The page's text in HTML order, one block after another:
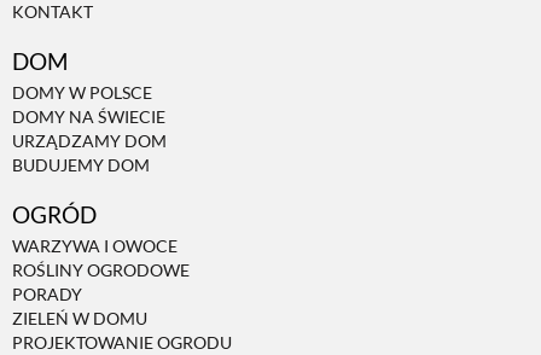
KONTAKT
DOM
DOMY W POLSCE
DOMY NA ŚWIECIE
URZĄDZAMY DOM
BUDUJEMY DOM
OGRÓD
WARZYWA I OWOCE
ROŚLINY OGRODOWE
PORADY
ZIELEŃ W DOMU
PROJEKTOWANIE OGRODU
PROJEKTOWANIE OGRODU
NATURALNA APTECZKA